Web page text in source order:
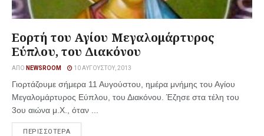
Εορτή του Αγίου Μεγαλομάρτυρος
Εύπλου, του Διακόνου
ΑΠΌ NEWSROOM 10 ΑΥΓΟΎΣΤΟΥ, 2013
Γιορτάζουμε σήμερα 11 Αυγούστου, ημέρα μνήμης του Αγίου
Μεγαλομάρτυρος Εύπλου, του Διακόνου. Έζησε στα τέλη του
3ου αιώνα μ.Χ., όταν ...
ΠΕΡΙΣΣΟΤΕΡΑ